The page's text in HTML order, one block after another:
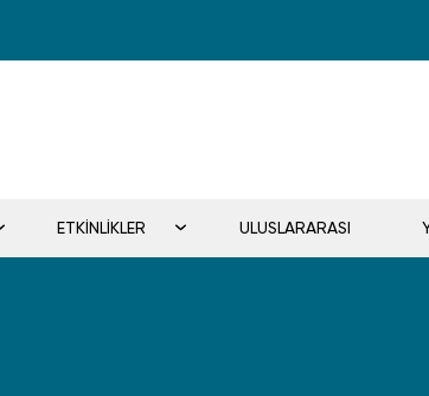
ETKİNLİKLER ULUSLARARASI